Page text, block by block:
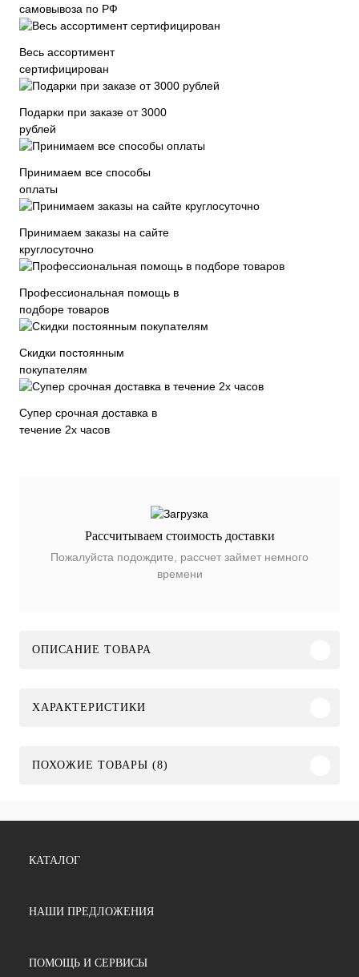
самовывоза по РФ
Весь ассортимент
сертифицирован
Подарки при заказе от 3000
рублей
Принимаем все способы
оплаты
Принимаем заказы на сайте
круглосуточно
Профессиональная помощь в
подборе товаров
Скидки постоянным
покупателям
Супер срочная доставка в
течение 2х часов
Рассчитываем стоимость доставки
Пожалуйста подождите, рассчет займет немного
времени
ОПИСАНИЕ ТОВАРА
ХАРАКТЕРИСТИКИ
ПОХОЖИЕ ТОВАРЫ (8)
КАТАЛОГ
НАШИ ПРЕДЛОЖЕНИЯ
ПОМОЩЬ И СЕРВИСЫ